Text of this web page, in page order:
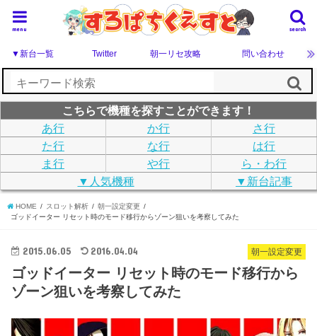
search
menu
▼新台一覧 Twitter 朝一リセ攻略 問い合わせ
こちらで機種を探すことができます！
あ行
か行
さ行
た行
な行
は行
ま行
や行
ら・わ行
▼人気機種
▼新台記事
HOME スロット解析
朝一設定変更
ゴッドイーター リセット時のモード移行からゾーン狙いを考察してみた
朝一設定変更
2015.06.05 2016.04.04
ゴッドイーター リセット時のモード移行から
ゾーン狙いを考察してみた